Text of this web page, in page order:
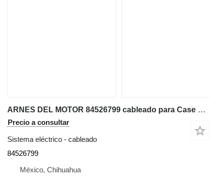
ARNES DEL MOTOR 84526799 cableado para Case 580N retroexcavadora
Precio a consultar
Sistema eléctrico - cableado
84526799
México, Chihuahua